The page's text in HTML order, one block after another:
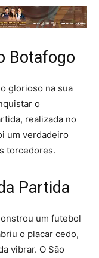
Botafogo
glorioso na sua
o
realizada no
um verdadeiro
torcedores.
Partida
um futebol
o placar cedo,
vibrar. O São